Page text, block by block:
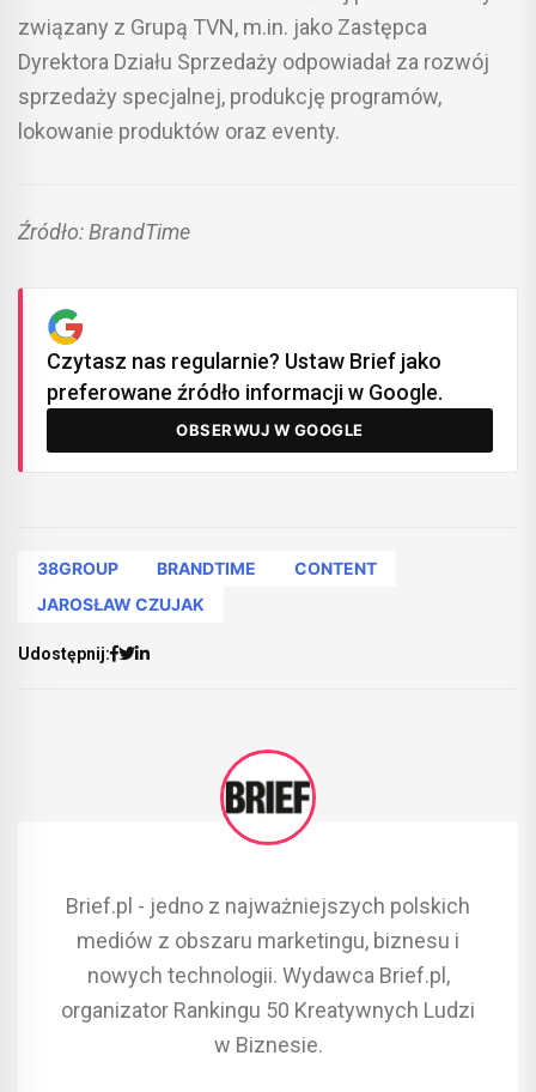
związany z Grupą TVN, m.in. jako Zastępca
Dyrektora Działu Sprzedaży odpowiadał za rozwój
sprzedaży specjalnej, produkcję programów,
lokowanie produktów oraz eventy.
Źródło: BrandTime
Czytasz nas regularnie? Ustaw Brief jako
preferowane źródło informacji w Google.
OBSERWUJ W GOOGLE
38GROUP BRANDTIME
CONTENT
JAROSŁAW CZUJAK
Udostępnij:
Brief.pl - jedno z najważniejszych polskich
mediów z obszaru marketingu, biznesu i
nowych technologii. Wydawca Brief.pl,
organizator Rankingu 50 Kreatywnych Ludzi
w Biznesie.